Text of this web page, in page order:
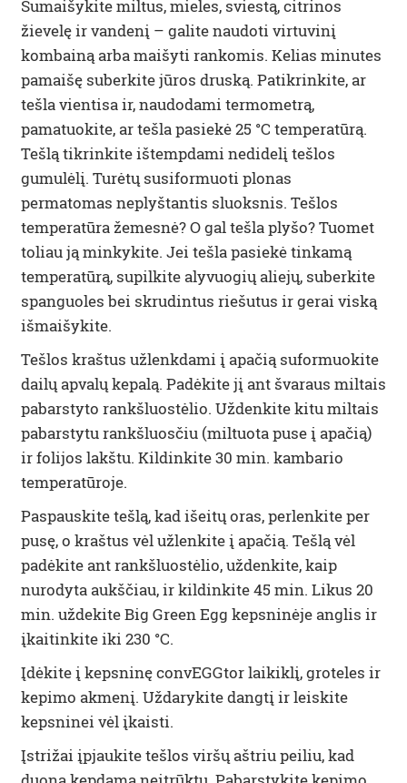
Sumaišykite miltus, mieles, sviestą, citrinos
žievelę ir vandenį – galite naudoti virtuvinį
kombainą arba maišyti rankomis. Kelias minutes
pamaišę suberkite jūros druską. Patikrinkite, ar
tešla vientisa ir, naudodami termometrą,
pamatuokite, ar tešla pasiekė 25 °C temperatūrą.
Tešlą tikrinkite ištempdami nedidelį tešlos
gumulėlį. Turėtų susiformuoti plonas
permatomas neplyštantis sluoksnis. Tešlos
temperatūra žemesnė? O gal tešla plyšo? Tuomet
toliau ją minkykite. Jei tešla pasiekė tinkamą
temperatūrą, supilkite alyvuogių aliejų, suberkite
spanguoles bei skrudintus riešutus ir gerai viską
išmaišykite.
Tešlos kraštus užlenkdami į apačią suformuokite
dailų apvalų kepalą. Padėkite jį ant švaraus miltais
pabarstyto rankšluostėlio. Uždenkite kitu miltais
pabarstytu rankšluosčiu (miltuota puse į apačią)
ir folijos lakštu. Kildinkite 30 min. kambario
temperatūroje.
Paspauskite tešlą, kad išeitų oras, perlenkite per
pusę, o kraštus vėl užlenkite į apačią. Tešlą vėl
padėkite ant rankšluostėlio, uždenkite, kaip
nurodyta aukščiau, ir kildinkite 45 min. Likus 20
min. uždekite Big Green Egg kepsninėje anglis ir
įkaitinkite iki 230 °C.
Įdėkite į kepsninę convEGGtor laikiklį, groteles ir
kepimo akmenį. Uždarykite dangtį ir leiskite
kepsninei vėl įkaisti.
Įstrižai įpjaukite tešlos viršų aštriu peiliu, kad